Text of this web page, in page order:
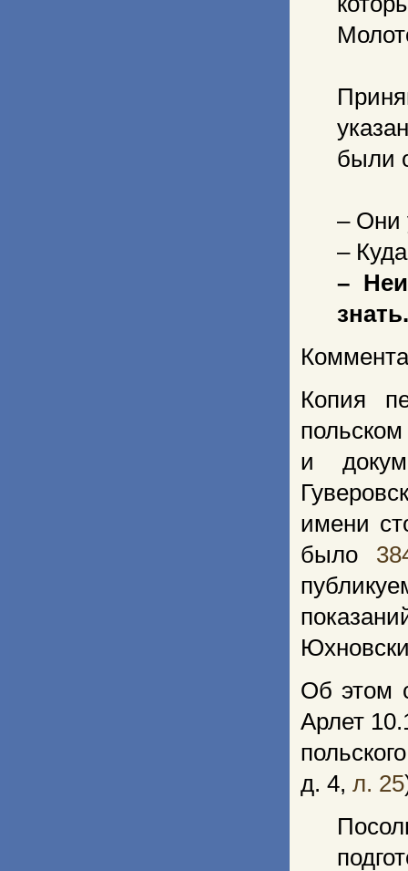
были
– Они
–
–
знать.
Копия
и
имени
было
Об этом
Арлет
д. 4, л. 25